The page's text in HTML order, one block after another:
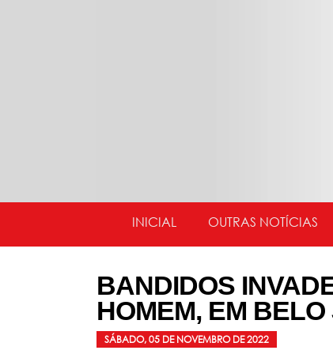
INICIAL OUTRAS NOTÍCIAS
BANDIDOS
HOMEM, EM
SÁBADO, 05 DE NOVEMBRO DE 2022